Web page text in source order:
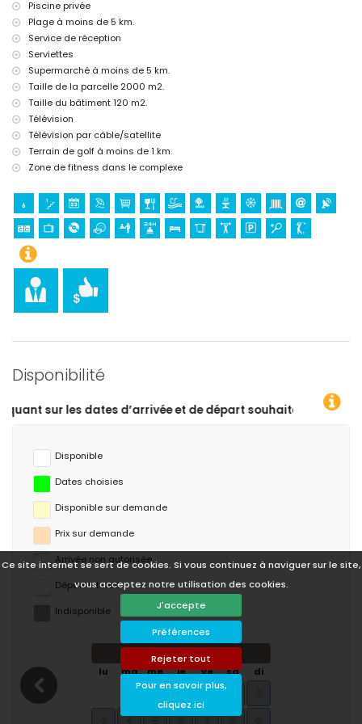
Ce site internet se sert de cookies. Si vous continuez à naviguer sur le site,
vous acceptez notre utilisation des cookies.
J'accepte
Préférences
Rejeter tout
Pour en savoir plus,
cliquez ici
l'hébergement)
Sports
tennis et golf (à moins de 1000 mètres de la villa)
Piscine privée
Plage à moins de 5 km.
Service de réception
Serviettes
Supermarché à moins de 5 km.
Taille de la parcelle 2000 m2.
Taille du bâtiment 120 m2.
Télévision
Télévision par câble/satellite
Terrain de golf à moins de 1 km.
Zone de fitness dans le complexe
Disponibilité
Disponible
Dates choisies
Disponible sur demande
Prix ​​sur demande
Arrivée non autorisée
Départ interdit
Indisponible
août 2026
lu
ma me je ve sa
di